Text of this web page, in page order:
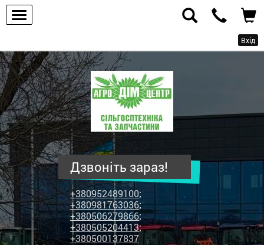
Вхід
ПП
"Агродім-
центр"
-
продаж
сільськогосподарської
техніки
та
запчастин
Дзвоніть зараз!
+380952489100;
+380981763036;
+380506279866;
+380505204413;
+380500137837